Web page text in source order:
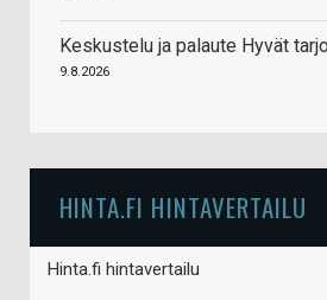
Keskustelu ja palaute Hyvät
9.8.2026
HINTA.FI HINTAVERTAILU
Hinta.fi hintavertailu